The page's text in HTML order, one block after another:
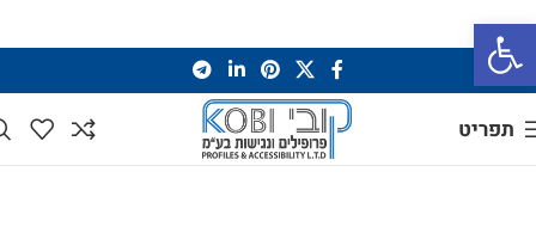
פתח סרגל נגישות
תפריט